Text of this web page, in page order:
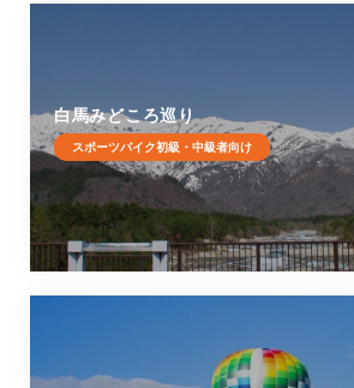
白馬みどころ巡り
スポーツバイク初級・中級者向け